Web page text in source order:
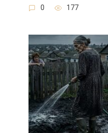
0 177